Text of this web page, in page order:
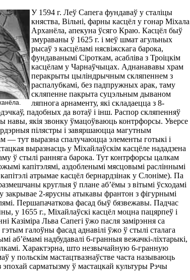
У 1594 г. Леў Сапега фундаваў у сталіцы
княства, Вільні, фарны касцёл у гонар Міхала
Арханёла, апекуна ўсяго Краю. Касцёл быў
змураваны ў 1625 г. і меў шмат агульных
рысаў з касцёламі нясвіжскага барока,
фундаванымі Сіроткам, асабліва з Троіцкім
касцёлам у Чарнаўчыцах. Аднанававы храм
перакрыты цыліндрычным скляпеннем з
распалубкамі, без падпружных арак, таму
скляпенне пакрыта суцэльным дываном
ляпнога арнаменту, які складаецца з 8-
падобных да вотаў і інш. Распор скляпенняў
навы, якія звонку ўмацоўваюць контрфорсы. Уверсе
пілястры і завяршаюцца магутным
— тут выразна спалучаюцца элементы готыкі і
выразнасць у Міхайлаўскім касцёле нададзена
ў стылі ранняга барока. Тут контрфорсы цалкам
капітэлямі, аздобленымі мясцовымі расліннымі
атрымае касцёл бернардзінак у Слоніме). Па
круглыя ў плане аб’ёмы з вітымі ўсходамі
закрывае 2-ярусны атыкавы франтон з фігурнымі
Першапачаткова фасад быў бязвежавы. Падчас
у 1655 г., Міхайлаўскі касцёл моцна пацярпеў і
Казіміра Льва Сапегі ўжо пасля замірэння са
галоўны фасад аднавілі ўжо ў стылі сталага
аб’ёмамі надбудавалі 6-гранныя вежачкі-ліхтарыкі,
Характэрна, што незвычайную 6-гранную
у польскім мастацтвазнаўстве часта называюць
эпохай сарматызму ў мастацкай культуры Рэчы